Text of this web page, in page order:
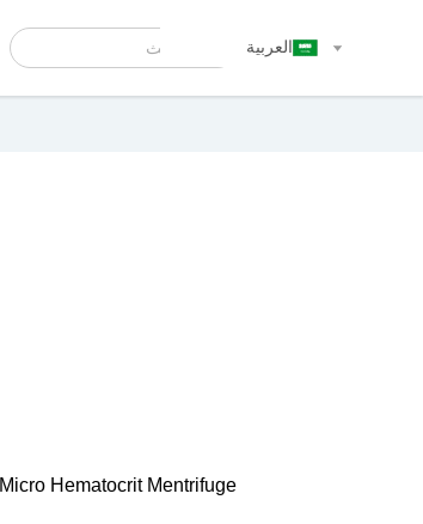
العربية